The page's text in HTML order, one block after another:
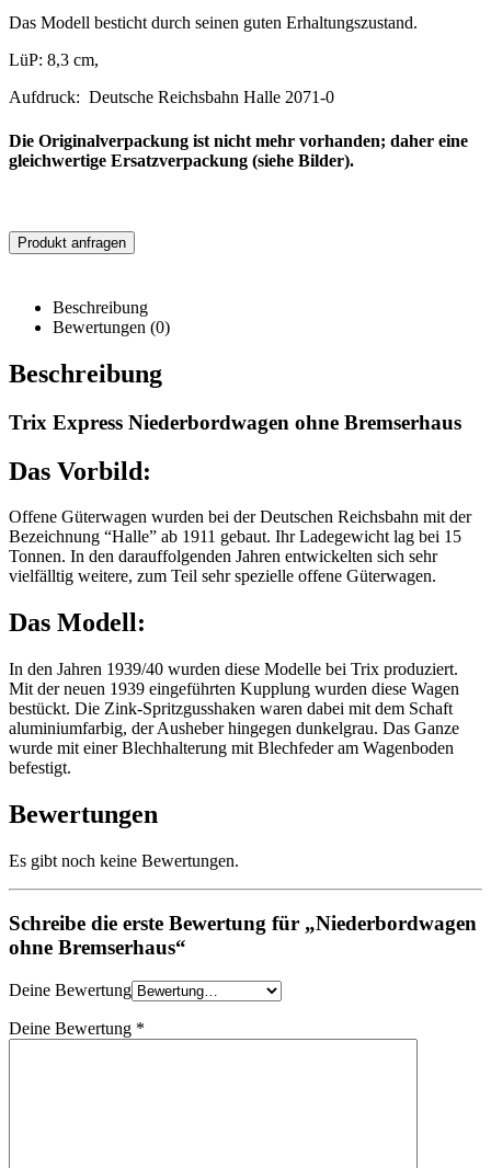
Das Modell besticht durch seinen guten Erhaltungszustand.
LüP: 8,3 cm,
Aufdruck: Deutsche Reichsbahn Halle 2071-0
Die Originalverpackung ist nicht mehr vorhanden; daher eine
gleichwertige Ersatzverpackung (siehe Bilder).
Produkt anfragen
Beschreibung
Bewertungen (0)
Beschreibung
Trix Express Niederbordwagen ohne Bremserhaus
Das Vorbild:
Offene Güterwagen wurden bei der Deutschen Reichsbahn mit der
Bezeichnung “Halle” ab 1911 gebaut. Ihr Ladegewicht lag bei 15
Tonnen. In den darauffolgenden Jahren entwickelten sich sehr
vielfälltig weitere, zum Teil sehr spezielle offene Güterwagen.
Das Modell:
In den Jahren 1939/40 wurden diese Modelle bei Trix produziert.
Mit der neuen 1939 eingeführten Kupplung wurden diese Wagen
bestückt. Die Zink-Spritzgusshaken waren dabei mit dem Schaft
aluminiumfarbig, der Ausheber hingegen dunkelgrau. Das Ganze
wurde mit einer Blechhalterung mit Blechfeder am Wagenboden
befestigt.
Bewertungen
Es gibt noch keine Bewertungen.
Schreibe die erste Bewertung für „Niederbordwagen
ohne Bremserhaus“
Deine Bewertung
Deine Bewertung *